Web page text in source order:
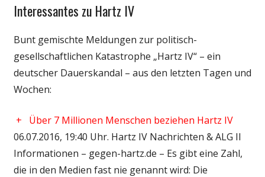
Gesellschaft
Politik
Wissenschaft
Interessantes zu Hartz IV
Bunt gemischte Meldungen zur politisch-
gesellschaftlichen Katastrophe „Hartz IV“ – ein
deutscher Dauerskandal – aus den letzten Tagen und
Wochen:
+
Über 7 Millionen Menschen beziehen Hartz IV
06.07.2016, 19:40 Uhr. Hartz IV Nachrichten & ALG II
Informationen – gegen-hartz.de – Es gibt eine Zahl,
die in den Medien fast nie genannt wird: Die